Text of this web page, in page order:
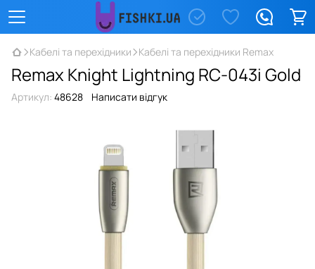
Кабелі та перехідники Кабелі та перехідники Remax
Remax Knight Lightning RC-043i Gold
Артикул: 48628 Написати відгук